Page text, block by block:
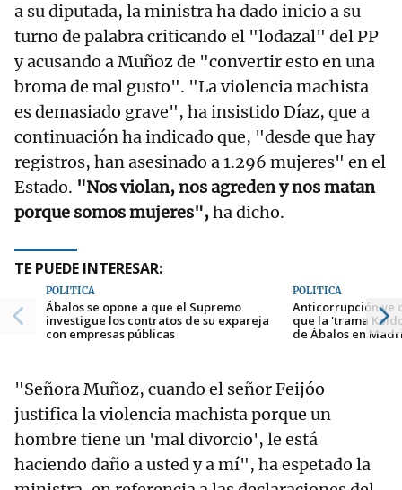
a su diputada, la ministra ha dado inicio a su
turno de palabra criticando el "lodazal" del PP
y acusando a Muñoz de "convertir esto en una
broma de mal gusto". "La violencia machista
es demasiado grave", ha insistido Díaz, que a
continuación ha indicado que, "desde que hay
registros, han asesinado a 1.296 mujeres" en el
Estado. "Nos violan, nos agreden y nos matan
porque somos mujeres",ha dicho.
TE PUEDE INTERESAR:
POLÍTICA
Ábalos se opone a que el Supremo
investigue los contratos de su expareja
con empresas públicas
POLÍTICA
Anticorrupción ve
que la 'trama
de Ábalos en
"Señora Muñoz, cuando el señor Feijóo
justifica la violencia machista porque un
hombre tiene un 'mal divorcio', le está
haciendo daño a usted y a mí", ha espetado la